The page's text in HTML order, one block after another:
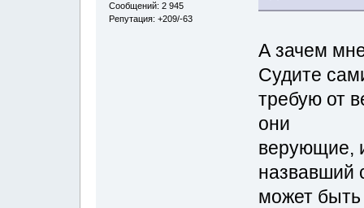
Сообщений: 2 945
Репутация: +209/-63
А зачем
Судите
требую от
они
верующие,
назвавший
может